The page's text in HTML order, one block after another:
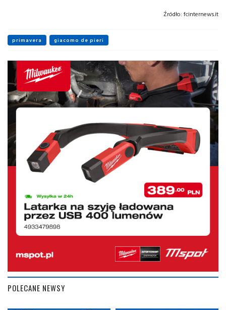
Źródło: fcinternews.it
primavera giacomo de pieri
POLECANE NEWSY